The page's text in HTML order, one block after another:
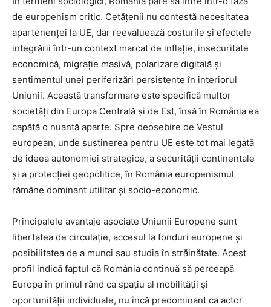
de europenism critic. Cetățenii nu contestă necesitatea
apartenenței la UE, dar reevaluează costurile și efectele
integrării într-un context marcat de inflație, insecuritate
economică, migrație masivă, polarizare digitală și
sentimentul unei periferizări persistente în interiorul
Uniunii. Această transformare este specifică multor
societăți din Europa Centrală și de Est, însă în România ea
capătă o nuanță aparte. Spre deosebire de Vestul
european, unde susținerea pentru UE este tot mai legată
de ideea autonomiei strategice, a securității continentale
și a protecției geopolitice, în România europenismul
rămâne dominant utilitar și socio-economic.
Principalele avantaje asociate Uniunii Europene sunt
libertatea de circulație, accesul la fonduri europene și
posibilitatea de a munci sau studia în străinătate. Acest
profil indică faptul că România continuă să perceapă
Europa în primul rând ca spațiu al mobilității și
oportunității individuale, nu încă predominant ca actor